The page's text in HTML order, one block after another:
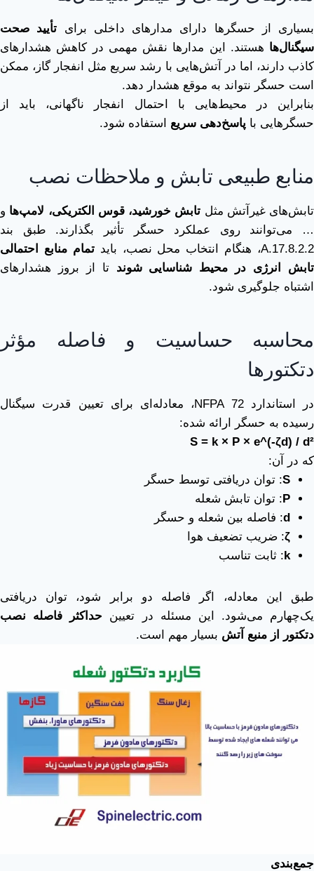
بسیاری از حسگرها دارای مدارهای داخلی برای تأیید صحت
سیگنال‌ها هستند. این مدارها نقش مهمی در کاهش هشدارهای
کاذب دارند، اما در آتش‌هایی با رشد سریع مثل انفجار گاز، ممکن
است حسگر نتواند به موقع هشدار دهد.
بنابراین در محیط‌هایی با احتمال انفجار ناگهانی، باید از
حسگرهایی با پاسخ‌دهی سریع استفاده شود.
منابع طبیعی تابش و ملاحظات نصب
تابش‌های غیرآتش مثل تابش خورشید، قوس الکتریکی، لامپ‌ها و
… می‌توانند روی عملکرد حسگر تأثیر بگذارند. طبق بند
A.17.8.2.2، هنگام انتخاب محل نصب، باید
تمام منابع احتمالی
تابش انرژی در محیط شناسایی شوند تا از بروز هشدارهای
اشتباه جلوگیری شود.
محاسبه حساسیت و فاصله مؤثر
دتکتورها
در استاندارد NFPA 72، معادله‌ای برای تعیین قدرت سیگنال
رسیده به حسگر ارائه شده:
S = k × P × e^(-ζd) / d²
که در آن:
S: توان دریافتی توسط حسگر
P: توان تابش شعله
d: فاصله بین شعله و حسگر
ζ: ضریب تضعیف هوا
k: ثابت تناسب
طبق این معادله، اگر فاصله دو برابر شود، توان دریافتی
یک‌چهارم می‌شود. این مسئله در تعیین حداکثر فاصله نصب
دتکتور از منبع آتش بسیار مهم است.
جمع‌بندی